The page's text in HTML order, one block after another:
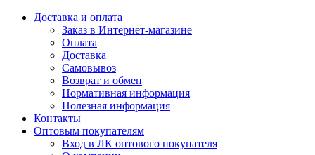
Доставка и оплата
Заказ в Интернет-магазине
Оплата
Доставка
Самовывоз
Возврат и обмен
Нормативная информация
Полезная информация
Контакты
Оптовым покупателям
Вход в ЛК оптового покупателя